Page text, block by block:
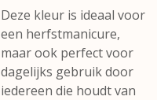
Deze kleur is ideaal voor
een herfstmanicure,
maar ook perfect voor
dagelijks gebruik door
iedereen die houdt van